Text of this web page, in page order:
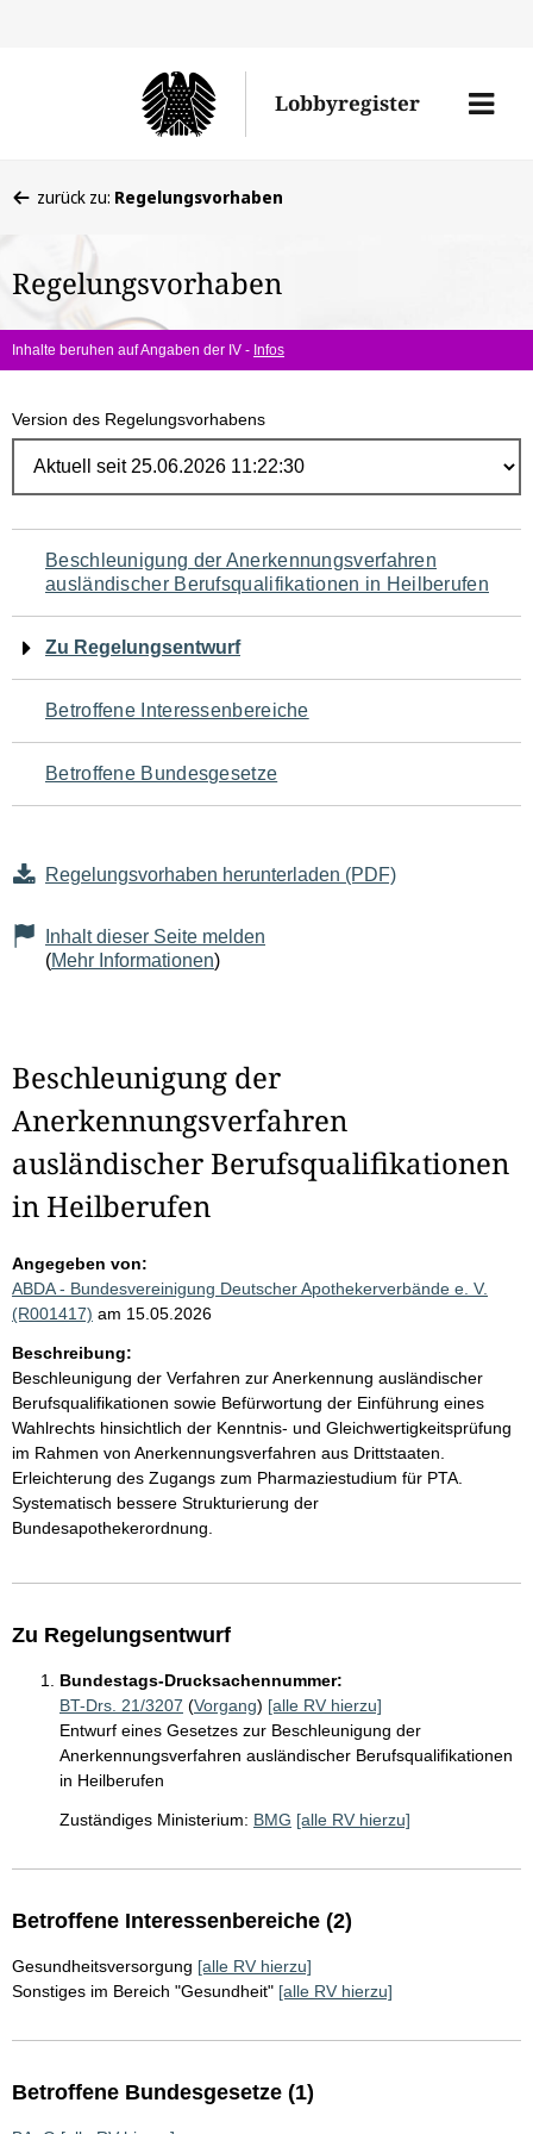
Lobbyregister
Menü
befinden
hier:
zurück zu: Regelungsvorhaben
Regelungsvorhaben
Inhalte beruhen auf Angaben der IV - Infos
Version des Regelungsvorhabens
Navigation
für
den
Seiteninhalt
Beschleunigung der Anerkennungsverfahren
ausländischer Berufsqualifikationen in Heilberufen
Zu Regelungsentwurf
Betroffene Interessenbereiche
Betroffene Bundesgesetze
Regelungsvorhaben herunterladen (PDF)
Inhalt dieser Seite melden
(Mehr Informationen)
Beschleunigung der
Anerkennungsverfahren
ausländischer Berufsqualifikationen
in Heilberufen
Angegeben von:
ABDA - Bundesvereinigung Deutscher Apothekerverbände e. V.
(R001417) am 15.05.2026
Beschreibung:
Beschleunigung der Verfahren zur Anerkennung ausländischer
Berufsqualifikationen sowie Befürwortung der Einführung eines
Wahlrechts hinsichtlich der Kenntnis- und Gleichwertigkeitsprüfung
im Rahmen von Anerkennungsverfahren aus Drittstaaten.
Erleichterung des Zugangs zum Pharmaziestudium für PTA.
Systematisch bessere Strukturierung der
Bundesapothekerordnung.
Zu Regelungsentwurf
Bundestags-Drucksachennummer:
BT-Drs. 21/3207 (Vorgang) [alle RV hierzu]
Entwurf eines Gesetzes zur Beschleunigung der
Anerkennungsverfahren ausländischer Berufsqualifikationen
in Heilberufen
Zuständiges Ministerium: BMG [alle RV hierzu]
Betroffene Interessenbereiche (2)
Gesundheitsversorgung [alle RV hierzu]
Sonstiges im Bereich "Gesundheit" [alle RV hierzu]
Betroffene Bundesgesetze (1)